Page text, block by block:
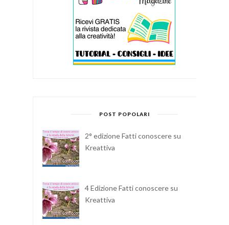
POST POPOLARI
2° edizione Fatti conoscere su
Kreattiva
4 Edizione Fatti conoscere su
Kreattiva